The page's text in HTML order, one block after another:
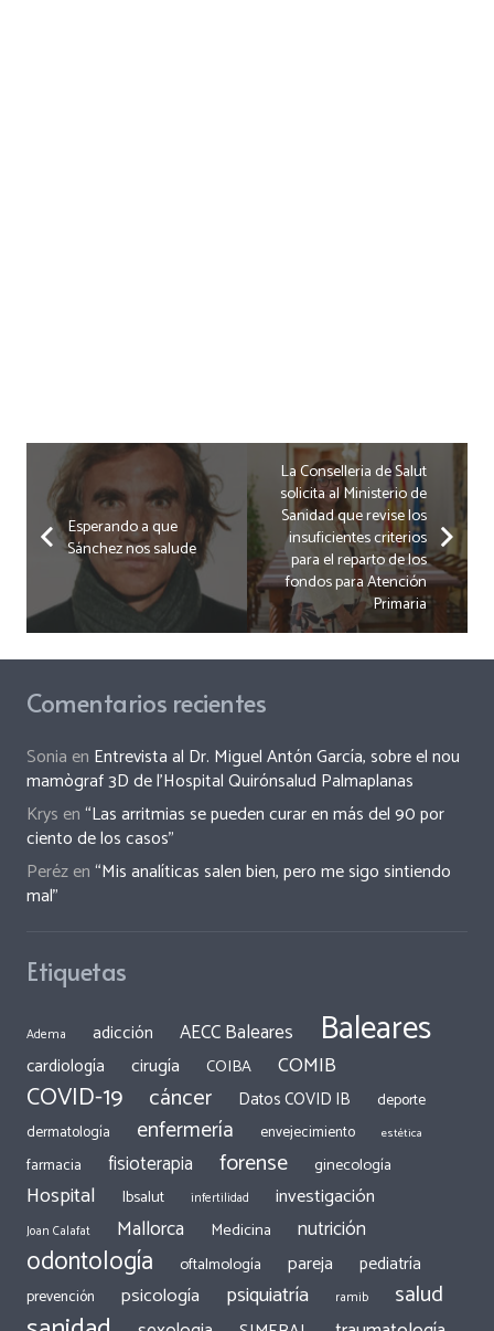
Esperando a que
Sánchez nos salude
La Conselleria de Salut
solicita al Ministerio de
Sanidad que revise los
insuficientes criterios
para el reparto de los
fondos para Atención
Primaria
Comentarios recientes
Sonia en Entrevista al Dr. Miguel Antón García, sobre el nou
mamògraf 3D de l’Hospital Quirónsalud Palmaplanas
Krys en“Las arritmias se pueden curar en más del 90 por
ciento de los casos”
Perézen“Mis analíticas salen bien, pero me sigo sintiendo
mal”
Etiquetas
Adema adicción AECC Baleares Baleares
cardiología cirugía COIBA COMIB
COVID-19 cáncer Datos COVID IB
deporte
dermatología
enfermería envejecimiento estética
farmacia fisioterapia forense ginecología
Hospital Ibsalut infertilidad investigación
Joan Calafat Mallorca Medicina nutrición
odontología oftalmología pareja pediatría
prevención psicología psiquiatría ramib salud